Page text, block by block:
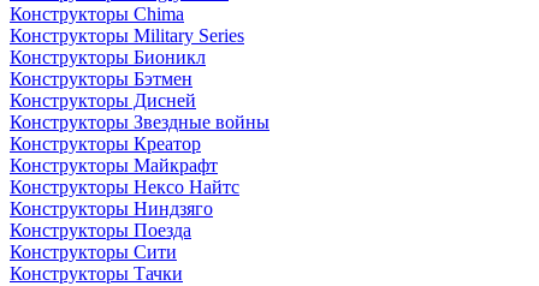
Конструкторы Chima
Конструкторы Military Series
Конструкторы Бионикл
Конструкторы Бэтмен
Конструкторы Дисней
Конструкторы Звездные войны
Конструкторы Креатор
Конструкторы Майкрафт
Конструкторы Нексо Найтс
Конструкторы Ниндзяго
Конструкторы Поезда
Конструкторы Сити
Конструкторы Тачки